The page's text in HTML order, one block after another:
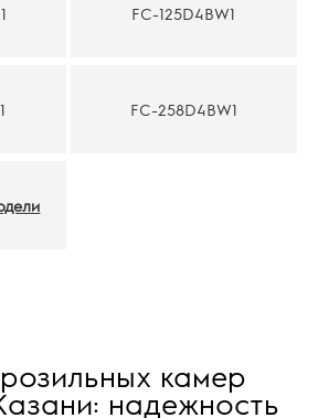
FC-125D4BW1
FC-258D4BW1
камер
надежность